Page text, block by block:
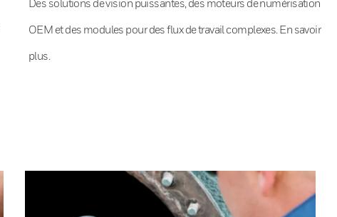
Des solutions de vision puissantes, des moteurs de numérisation
OEM et des modules pour des flux de travail complexes. En savoir
plus.